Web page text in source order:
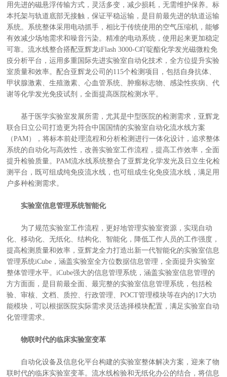
用先进的磁悬浮传输方式，灵活多变，减少损耗，无需维护保养。标
本托架与轨道底部无接触，保证平稳运输，是目前最先进的轨道运输
系统。系统整体采用电动抓手，相比于传统使用的空气压缩机，能够
有效减少场地需求和噪音污染。精准的电动系统，使用起来更加稳定
可靠。流水线整合搭配亚辉龙iFlash 3000-C吖啶酯化学发光磁微粒免
疫分析平台，运用多重国际先进实验室自动化技术，全方位提升实验
室质量和效率。配合亚辉龙公司的115个检测项目，包括自身抗体、
甲状腺激素、生殖激素、心血管系统、肿瘤标志物、感染性疾病、代
谢等化学发光免疫试剂，全面提高医院检测水平。
基于医学实验室发展所需，尤其是中型医院的检测需求，亚辉龙
联合日立公司打造更为符合中国国情的实验室自动化流水线方案
（PAM），将标本前处理流程和分析检测进行一体化设计，追求整体
系统的自动化与高效性，改善实验室工作流程，提高工作效率，全面
提升检验质量。PAM流水线系统整合了亚辉龙化学发光及日立生化检
测平台，既可组成纯免疫流水线，也可组成生化免疫流水线，满足用
户多种检测需求。
实验室信息管理系统智能化
为了规范实验室工作流程，更好地管理实验室资源，实现自动
化、移动化、无纸化、结构化、智能化，降低工作人员的工作强度，
提高检测质量和效率，亚辉龙全力打造出新一代智能化的实验室信息
管理系统iCube，涵盖实验室全方位数据信息管理，全面提升实验室
整体管理水平。iCube强大的信息管理系统，涵盖实验室信息管理的
方方面面，是目前最全面、最完整的实验室信息管理系统，包括检
验、审核、文档、质控、行政管理、POCT管理模块等在内的17大功
能模块，可以根据医院实际需求灵活选择模块配置，满足实验室自动
化管理需求。
物联时代的临床实验室变革
自动化设备及信息化平台构建的实验室整体解决方案，迎来了物
联时代的临床实验室变革。流水线检验和无纸化办公的结合，将信息